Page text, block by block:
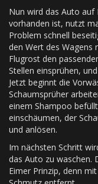
Nun wird das Auto auf
vorhanden ist, nutzt
Problem schnell
den Wert des Wagens
Flugrost den
Stellen einsprühen,
Jetzt beginnt die
Schaumsprüher
einem Shampoo
einschäumen, der
und anlösen.
Im nächsten Schritt
das Auto zu waschen.
Eimer Prinzip, denn